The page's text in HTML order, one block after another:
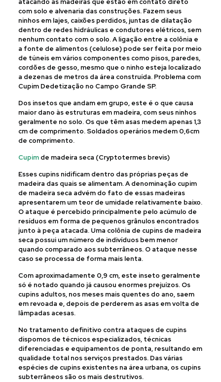
atacando as madeiras que estão em contato direto
com solo e alvenaria das construções. Fazem seus
ninhos em lajes, caixões perdidos, juntas de dilatação
dentro de redes hidráulicas e condutores elétricos, sem
nenhum contato com o solo. A ligação entre a colônia e
a fonte de alimentos (celulose) pode ser feita por meio
de túneis em vários componentes como pisos, paredes,
cordões de gesso, mesmo que o ninho esteja localizado
a dezenas de metros da área construída. Problema com
Cupim Dedetização no Campo Grande SP.
Dos insetos que andam em grupo, este é o que causa
maior dano às estruturas em madeira, com seus ninhos
geralmente no solo. Os que têm asas medem apenas 1,3
cm de comprimento. Soldados operários medem 0,6cm
de comprimento.
Cupimde madeira seca (Cryptotermes brevis)
Esses cupins nidificam dentro das próprias peças de
madeira das quais se alimentam. A denominação cupim
de madeira seca advém do fato de essas madeiras
apresentarem um teor de umidade relativamente baixo.
O ataque é percebido principalmente pelo acúmulo de
resíduos em forma de pequenos grânulos encontrados
junto à peça atacada. Uma colônia de cupins de madeira
seca possui um número de indivíduos bem menor
quando comparado aos subterrâneos. O ataque nesse
caso se processa de forma mais lenta.
Com aproximadamente 0,9 cm, este inseto geralmente
só é notado quando já causou enormes prejuízos. Os
cupins adultos, nos meses mais quentes do ano, saem
em revoada e, depois de perderem as asas em volta de
lâmpadas acesas.
No tratamento definitivo contra ataques de cupins
dispomos de técnicos especializados, técnicas
diferenciadas e equipamentos de ponta, resultando em
qualidade total nos serviços prestados. Das várias
espécies de cupins existentes na área urbana, os cupins
subterrâneos são os mais destrutivos.